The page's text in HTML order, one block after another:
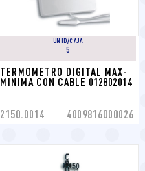
UNID/CAJA
5
TERMOMETRO DIGITAL MAX-
MINIMA CON CABLE 012802014
2150.0014 4009816000026